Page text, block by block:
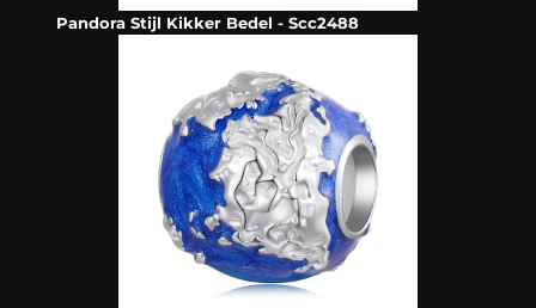
Pandora Stijl Kikker Bedel - Scc2488